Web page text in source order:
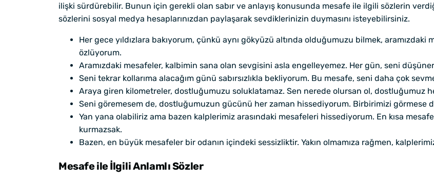
ilişki sürdürebilir. Bunun için gerekli olan sabır ve anlayış konusunda mesafe ile ilgili sözlerin
sözlerini sosyal medya hesaplarınızdan paylaşarak sevdiklerinizin duymasını isteyebilirsiniz.
Her gece yıldızlara bakıyorum, çünkü aynı gökyüzü altında olduğumuzu bilmek,
özlüyorum.
Aramızdaki mesafeler, kalbimin sana olan sevgisini asla engelleyemez. Her gün, seni
Seni tekrar kollarıma alacağım günü sabırsızlıkla bekliyorum. Bu mesafe, seni daha çok
Araya giren kilometreler, dostluğumuzu soluklatamaz. Sen nerede olursan ol, dostluğumuz
Seni göremesem de, dostluğumuzun gücünü her zaman hissediyorum. Birbirimizi görmese
Yan yana olabiliriz ama bazen kalplerimiz arasındaki mesafeleri hissediyorum. En kısa
kurmazsak.
Bazen, en büyük mesafeler bir odanın içindeki sessizliktir. Yakın olmamıza rağmen,
Mesafe ile İlgili Anlamlı Sözler